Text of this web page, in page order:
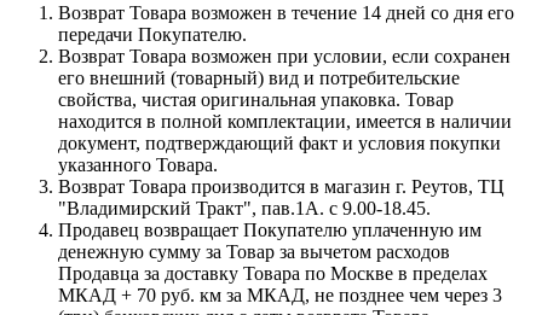
Возврат Товара возможен в течение 14 дней со дня его
передачи Покупателю.
Возврат Товара возможен при условии, если сохранен
его внешний (товарный) вид и потребительские
свойства, чистая оригинальная упаковка. Товар
находится в полной комплектации, имеется в наличии
документ, подтверждающий факт и условия покупки
указанного Товара.
Возврат Товара производится в магазин г. Реутов, ТЦ
"Владимирский Тракт", пав.1А. с 9.00-18.45.
Продавец возвращает Покупателю уплаченную им
денежную сумму за Товар за вычетом расходов
Продавца за доставку Товара по Москве в пределах
МКАД + 70 руб. км за МКАД, не позднее чем через 3